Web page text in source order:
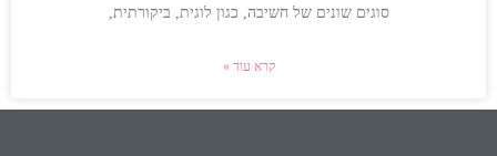
סוגים שונים של חשיבה, כגון לוגית, ביקורתית,
קרא עוד »